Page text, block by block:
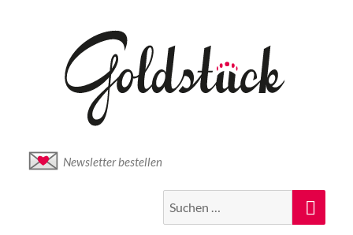
Newsletter bestellen
nach: